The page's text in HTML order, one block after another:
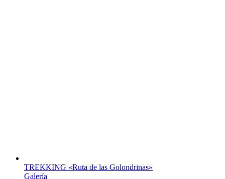
TREKKING «Ruta de las Golondrinas»
Galería